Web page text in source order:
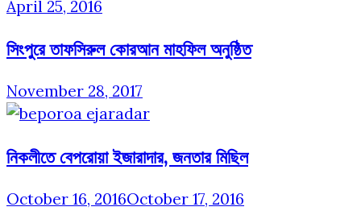
April 25, 2016
সিংপুরে তাফসিরুল কোরআন মাহফিল অনুষ্ঠিত
November 28, 2017
নিকলীতে বেপরোয়া ইজারাদার, জনতার মিছিল
October 16, 2016October 17, 2016